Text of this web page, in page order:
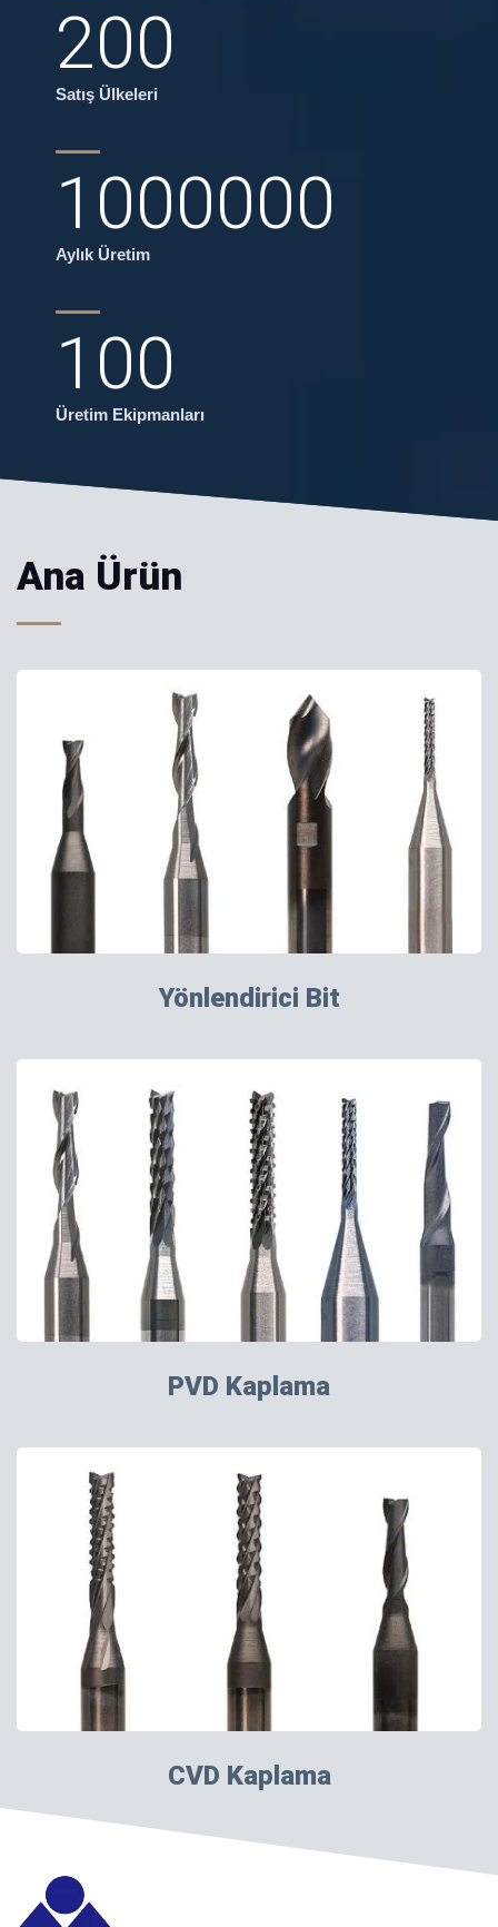
200
Satış Ülkeleri
1000000
Aylık Üretim
100
Üretim Ekipmanları
Ana Ürün
Yönlendirici Bit
PVD Kaplama
CVD Kaplama